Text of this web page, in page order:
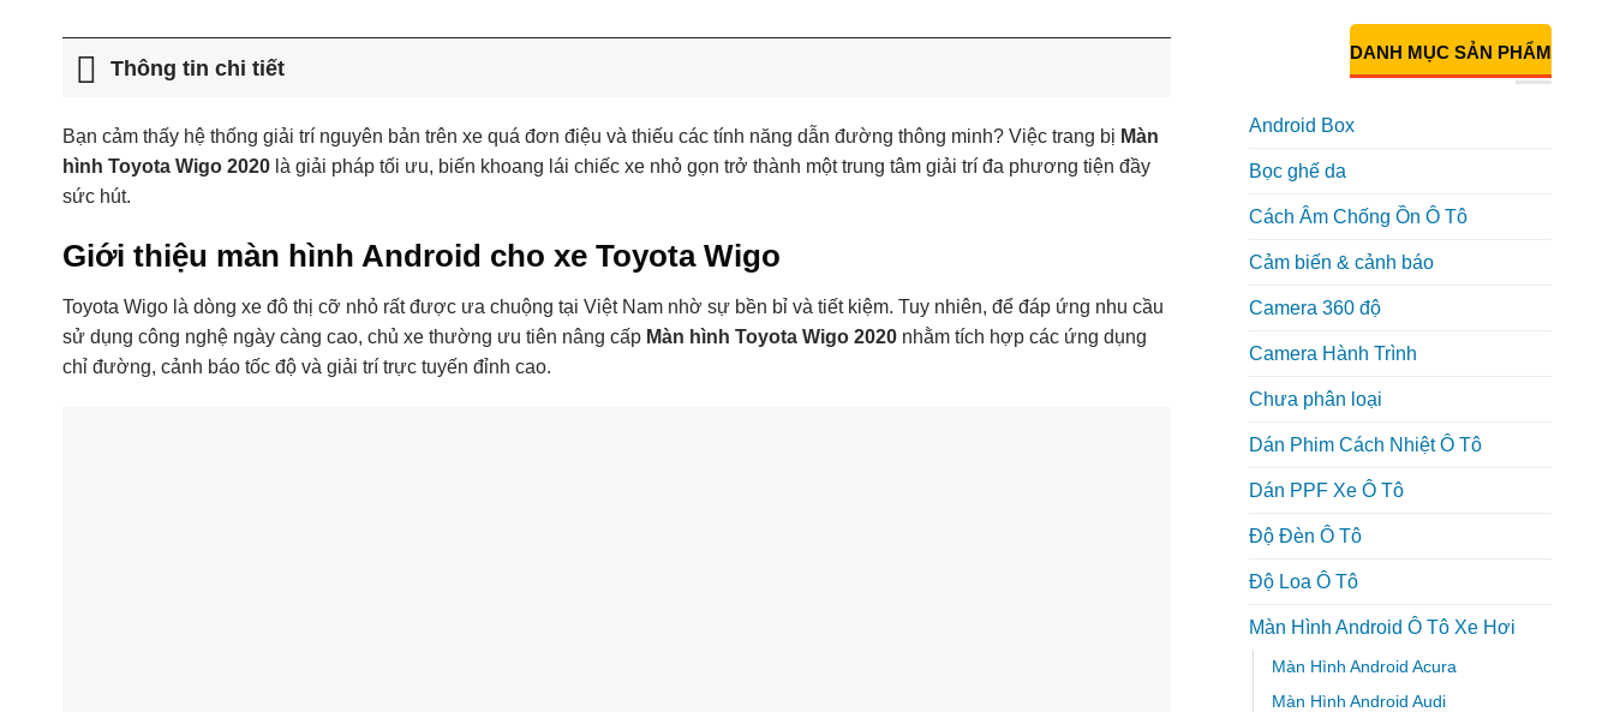
Thông tin chi tiết
Bạn cảm thấy hệ thống giải trí nguyên bản trên xe quá đơn điệu và thiếu các tính năng dẫn đường thông minh? Việc trang bị Màn
hình Toyota Wigo 2020 là giải pháp tối ưu, biến khoang lái chiếc xe nhỏ gọn trở thành một trung tâm giải trí đa phương tiện đầy
sức hút.
Giới thiệu màn hình Android cho xe Toyota Wigo
Toyota Wigo là dòng xe đô thị cỡ nhỏ rất được ưa chuộng tại Việt Nam nhờ sự bền bỉ và tiết kiệm. Tuy nhiên, để đáp ứng nhu cầu
sử dụng công nghệ ngày càng cao, chủ xe thường ưu tiên nâng cấp Màn hình Toyota Wigo 2020 nhằm tích hợp các ứng dụng
chỉ đường, cảnh báo tốc độ và giải trí trực tuyến đỉnh cao.
DANH MỤC SẢN PHẨM
Android Box
Bọc ghế da
Cách Âm Chống Ồn Ô Tô
Cảm biến & cảnh báo
Camera 360 độ
Camera Hành Trình
Chưa phân loại
Dán Phim Cách Nhiệt Ô Tô
Dán PPF Xe Ô Tô
Độ Đèn Ô Tô
Độ Loa Ô Tô
Màn Hình Android Ô Tô Xe Hơi
Màn Hình Android Acura
Màn Hình Android Audi